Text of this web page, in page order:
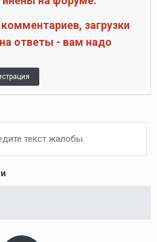
загрузки
ответы - вам надо
текст жалобы.